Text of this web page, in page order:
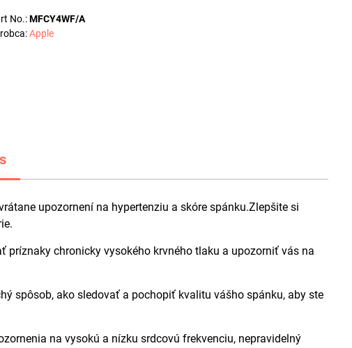
No.:MFCY4WF/A
Apple
upozornení na hypertenziu a skóre spánku.Zlepšite si
príznaky chronicky vysokého krvného tlaku a upozorniť vás na
spôsob, ako sledovať a pochopiť kvalitu vášho spánku, aby ste
na vysokú a nízku srdcovú frekvenciu, nepravidelný